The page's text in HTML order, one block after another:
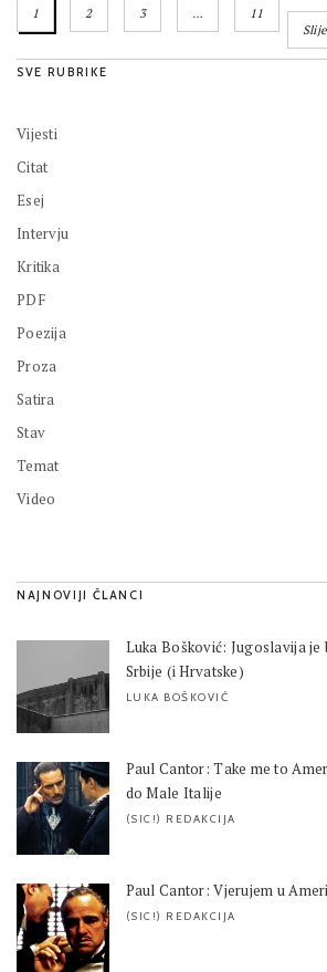
1 2 3 …
11
SVE RUBRIKE
Vijesti
Citat
Esej
Intervju
Kritika
PDF
Poezija
Proza
Satira
Stav
Temat
Video
NAJNOVIJI ČLANCI
Luka Bošković: Jugoslavija je
Srbije (i Hrvatske)
LUKA BOŠKOVIĆ
Paul Cantor: Take me to
do Male Italije
(SIC!) REDAKCIJA
Paul Cantor: Vjerujem u
(SIC!) REDAKCIJA